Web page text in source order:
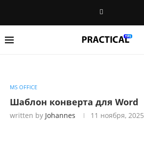
MS OFFICE
Шаблон конверта для Word
written by Johannes 11 ноября, 2025